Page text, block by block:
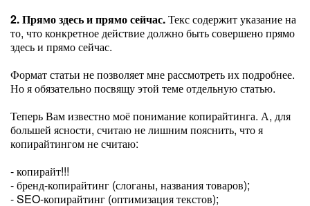
2. Прямо здесь и прямо сейчас.Текс содержит указание на
то, что конкретное действие должно быть совершено прямо
здесь и прямо сейчас.
Формат статьи не позволяет мне рассмотреть их подробнее.
Но я обязательно посвящу этой теме отдельную статью.
Теперь Вам известно моё понимание копирайтинга. А, для
большей ясности, считаю не лишним пояснить, что я
копирайтингом не считаю:
- копирайт!!!
- бренд-копирайтинг (слоганы, названия товаров);
- SEO-копирайтинг (оптимизация текстов);